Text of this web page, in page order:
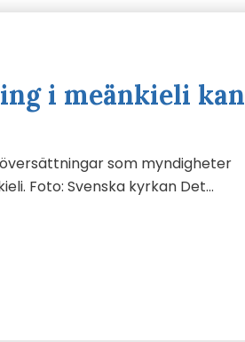
i meänkieli kan
som myndigheter
Foto: Svenska kyrkan Det…